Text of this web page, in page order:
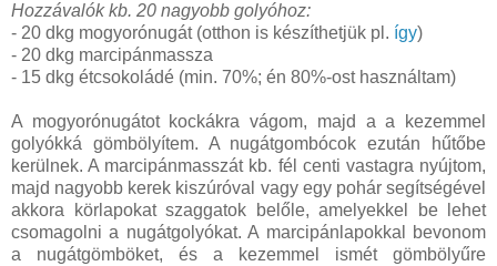
Hozzávalók kb. 20 nagyobb golyóhoz:
- 20 dkg mogyorónugát (otthon is készíthetjük pl. így)
- 20 dkg marcipánmassza
- 15 dkg étcsokoládé (min. 70%; én 80%-ost használtam)
A mogyorónugátot kockákra vágom, majd a a kezemmel
golyókká gömbölyítem. A nugátgombócok ezután hűtőbe
kerülnek. A marcipánmasszát kb. fél centi vastagra nyújtom,
majd nagyobb kerek kiszúróval vagy egy pohár segítségével
akkora körlapokat szaggatok belőle, amelyekkel be lehet
csomagolni a nugátgolyókat. A marcipánlapokkal bevonom
a nugátgömböket, és a kezemmel ismét gömbölyűre